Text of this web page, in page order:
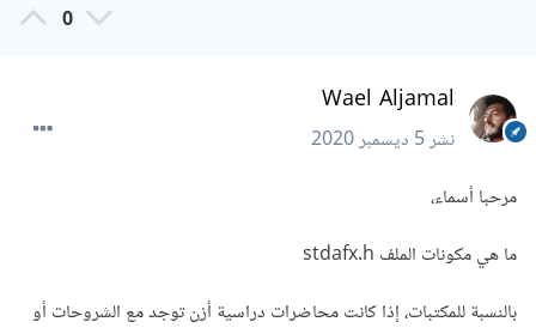
0
Wael Aljamal
نشر5 ديسمبر 2020
مرحبا أسماء،
ما هي مكونات الملف stdafx.h
بالنسبة للمكتبات، إذا كانت محاضرات دراسية أزن توجد مع الشروحات أو